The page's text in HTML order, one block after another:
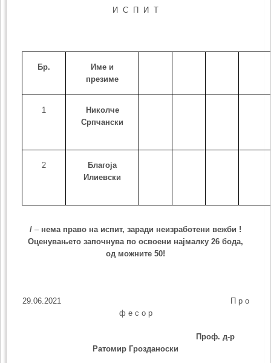
И С П И Т
Бр.
Име и
презиме
1
Николче
Српчански
2
Благоја
Илиевски
/ – нема право на испит, заради неизработени вежби !
Оценувањето започнува по освоени најмалку 26 бода,
од можните 50!
29.06.2021 П р о
ф е с о р
Проф. д-р
Ратомир Грозданоски